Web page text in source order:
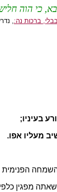
כי הוה
ברכות נה:,
בעיניו;
מעליו אפו.
הפנימית
מפגין